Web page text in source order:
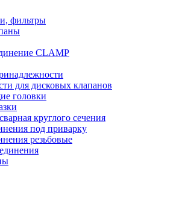
фильтры
CLAMP
для дисковых клапанов
головки
круглого сечения
под приварку
резьбовые